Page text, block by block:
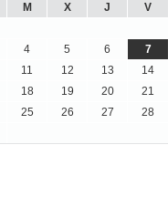
M X J V
4 5 6 7
11 12 13 14
18 19 20 21
25 26 27 28